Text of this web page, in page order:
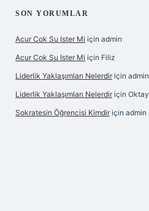
SON YORUMLAR
Acur Cok Su Ister Mi için admin
Acur Cok Su Ister Mi için Filiz
Liderlik Yaklaşımları Nelerdir için admin
Liderlik Yaklaşımları Nelerdir için Oktay
Sokratesin Öğrencisi Kimdir için admin